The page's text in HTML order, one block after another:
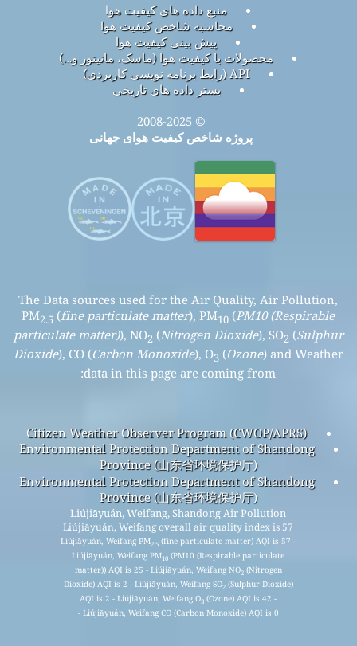
منبع داده های کیفیت هوا
محاسبه شاخص کیفیت هوا
پیش بینی کیفیت هوا
محصولات با کیفیت هوا (ماسک، مانیتور و…)
API (رابط برنامه نویسی کاربردی)
بستر داده های تاریخی
© 2008-2025
پروژه شاخص کیفیت هوای جهانی
The Data sources used for the Air Quality, Air Pollution,
PM2.5(fine particulate matter), PM10(PM10 (Respirable
particulate matter)), NO2 (Nitrogen Dioxide), SO2 (Sulphur
Dioxide), CO (Carbon Monoxide), O3 (Ozone ) and Weather
data in this page are coming from:
Citizen Weather Observer Program (CWOP/APRS)
Environmental Protection Department of Shandong
Province (山东省环境保护厅)
Environmental Protection Department of Shandong
Province (山东省环境保护厅)
Liújiāyuán, Weifang, Shandong Air Pollution
Liújiāyuán, Weifang overall air quality index is 57
Liújiāyuán, Weifang PM2.5(fine particulate matter) AQI is 57 -
Liújiāyuán, Weifang PM10(PM10 (Respirable particulate
matter)) AQI is 25 - Liújiāyuán, Weifang NO 2(Nitrogen
Dioxide) AQI is 2 - Liújiāyuán, Weifang SO 2(Sulphur Dioxide)
AQI is 2 - Liújiāyuán, Weifang O 3(Ozone) AQI is 42 -
Liújiāyuán, Weifang CO (Carbon Monoxide) AQI is 0 -